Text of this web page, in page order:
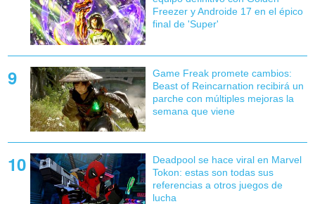
Freezer y Androide 17 en el épico
final de 'Super'
Game Freak promete cambios:
Beast of Reincarnation recibirá un
parche con múltiples mejoras la
semana que viene
Deadpool se hace viral en Marvel
Tokon: estas son todas sus
referencias a otros juegos de
lucha